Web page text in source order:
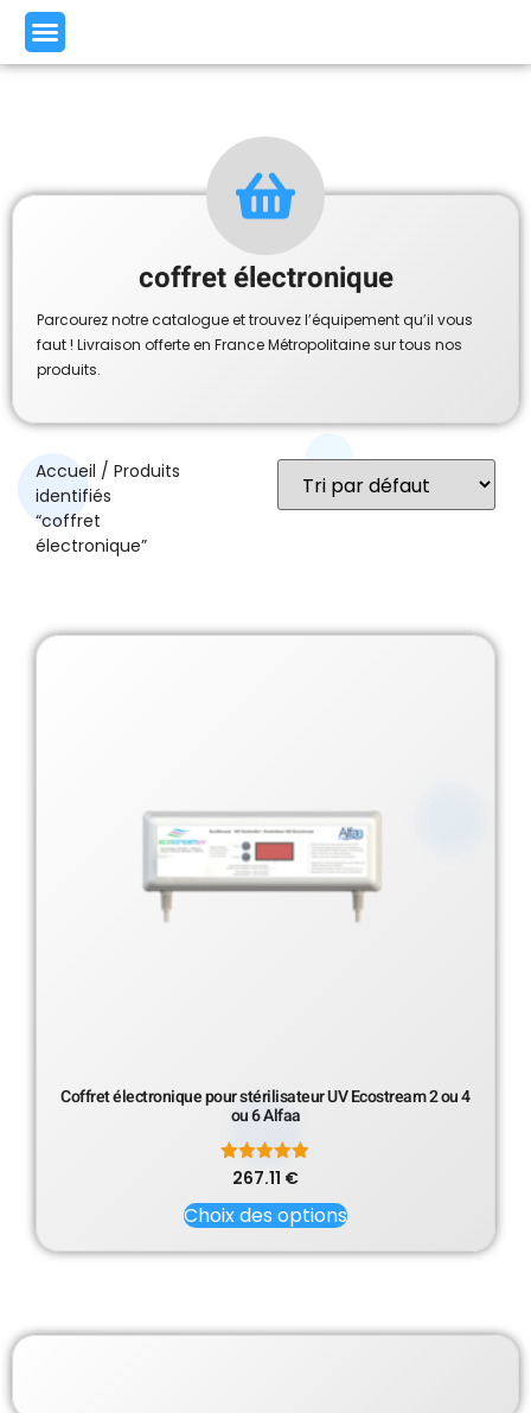
coffret électronique
Parcourez notre catalogue et trouvez l’équipement qu’il vous
faut ! Livraison offerte en France Métropolitaine sur tous nos
produits.
Accueil / Produits
identifiés
“coffret
électronique”
Coffret électronique pour stérilisateur UV Ecostream 2 ou 4
ou 6 Alfaa
Note
sur 5
267.11 €
Choix des options